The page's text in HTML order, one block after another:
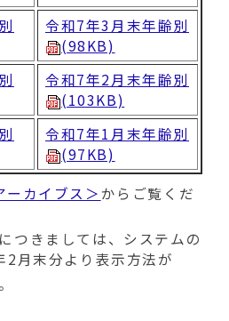
令和7年3月末年齢別
(98KB)
令和7年2月末年齢別
(103KB)
令和7年1月末年齢別
(97KB)
ーカイブス＞ からご覧くだ
つきましては、システムの
2月末分より表示方法が